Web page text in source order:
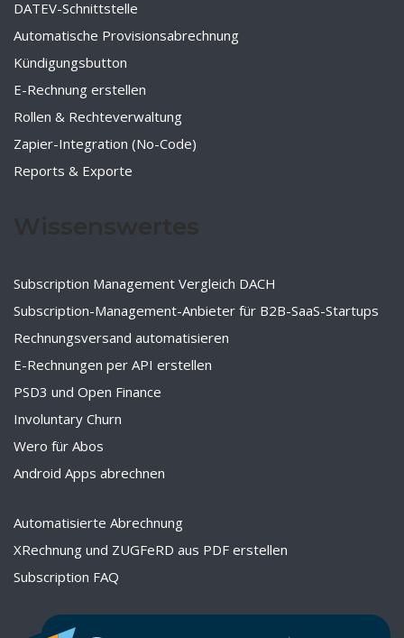
DATEV-Schnittstelle
Automatische Provisionsabrechnung
Kündigungsbutton
E-Rechnung erstellen
Rollen & Rechteverwaltung
Zapier-Integration (No-Code)
Reports & Exporte
Subscription Management Vergleich DACH
Subscription-Management-Anbieter für B2B-SaaS-Startups
Rechnungsversand automatisieren
E-Rechnungen per API erstellen
PSD3 und Open Finance
Involuntary Churn
Wero für Abos
Android Apps abrechnen
Automatisierte Abrechnung
XRechnung und ZUGFeRD aus PDF erstellen
Subscription FAQ